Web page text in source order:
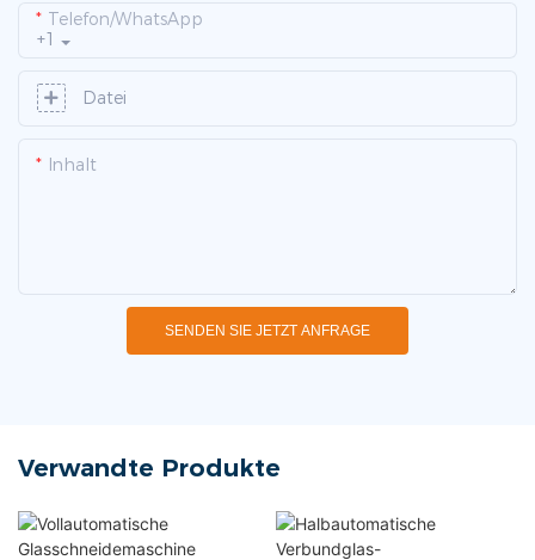
+1
Telefon/WhatsApp
Datei
Inhalt
SENDEN SIE JETZT ANFRAGE
Verwandte Produkte